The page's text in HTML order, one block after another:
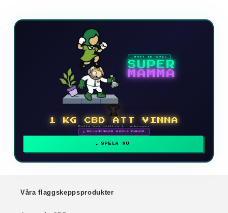
NYTT TV-SPEL
SUPER
MAMMA
🏆
1 KG CBD ATT VINNA
Delta och klättra i rankingen
🗓 BELÖNINGAR VARJE MÅNAD
SPELA NU
Våra flaggskeppsprodukter